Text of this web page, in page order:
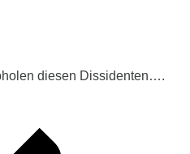
diesen Dissidenten….